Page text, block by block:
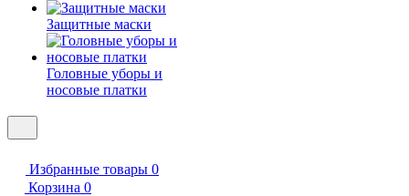
Защитные маски
Головные уборы и
носовые платки
Избранные товары 0
Корзина 0